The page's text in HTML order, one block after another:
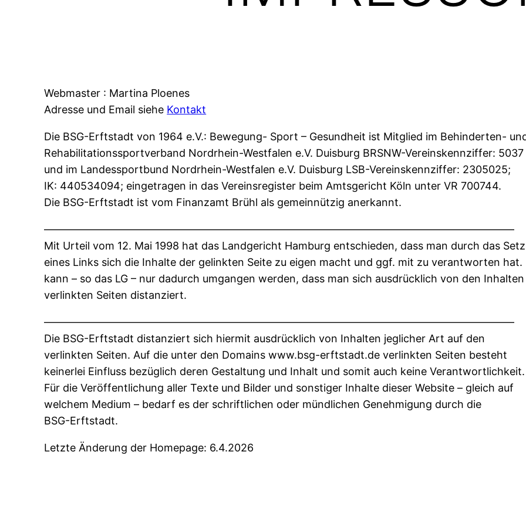
Webmaster : Martina Ploenes
Adresse und Email siehe Kontakt
Die BSG-Erftstadt von 1964 e.V.: Bewegung- Sport – Gesundheit ist Mitglied im Behinderten-
Rehabilitationssportverband Nordrhein-Westfalen e.V. Duisburg BRSNW-Vereinskennziffer: 5037
und im Landessportbund Nordrhein-Westfalen e.V. Duisburg LSB-Vereinskennziffer: 2305025;
IK: 440534094; eingetragen in das Vereinsregister beim Amtsgericht Köln unter VR 700744.
Die BSG-Erftstadt ist vom Finanzamt Brühl als gemeinnützig anerkannt.
————————————————————————————————————————————–
Mit Urteil vom 12. Mai 1998 hat das Landgericht Hamburg entschieden, dass man durch das
eines Links sich die Inhalte der gelinkten Seite zu eigen macht und ggf. mit zu verantworten hat.
kann – so das LG – nur dadurch umgangen werden, dass man sich ausdrücklich von den
verlinkten Seiten distanziert.
————————————————————————————————————————————–
Die BSG-Erftstadt distanziert sich hiermit ausdrücklich von Inhalten jeglicher Art auf den
verlinkten Seiten. Auf die unter den Domains www.bsg-erftstadt.de verlinkten Seiten besteht
keinerlei Einfluss bezüglich deren Gestaltung und Inhalt und somit auch keine Verantwortlichkeit.
Für die Veröffentlichung aller Texte und Bilder und sonstiger Inhalte dieser Website – gleich auf
welchem Medium – bedarf es der schriftlichen oder mündlichen Genehmigung durch die
BSG-Erftstadt.
Letzte Änderung der Homepage: 6.4.2026